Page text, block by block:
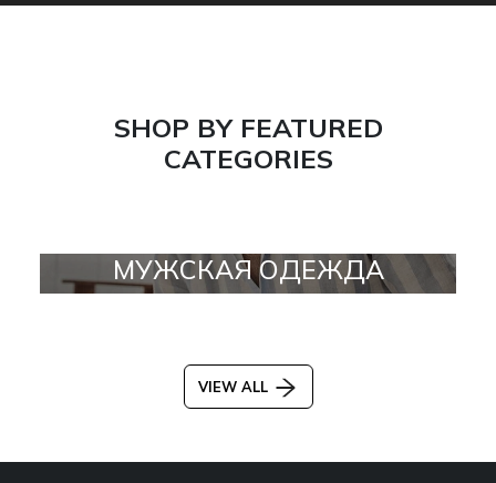
SHOP BY FEATURED
CATEGORIES
МУЖСКАЯ ОДЕЖДА
VIEW ALL